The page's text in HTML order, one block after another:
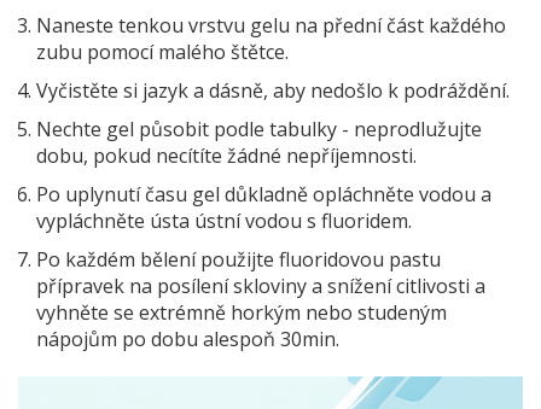
Naneste tenkou vrstvu gelu na přední část každého
zubu pomocí malého štětce.
Vyčistěte si jazyk a dásně, aby nedošlo k podráždění.
Nechte gel působit podle tabulky - neprodlužujte
dobu, pokud necítíte žádné nepříjemnosti.
Po uplynutí času gel důkladně opláchněte vodou a
vypláchněte ústa ústní vodou s fluoridem.
Po každém bělení použijte fluoridovou pastu
přípravek na posílení skloviny a snížení citlivosti a
vyhněte se extrémně horkým nebo studeným
nápojům po dobu alespoň 30min.